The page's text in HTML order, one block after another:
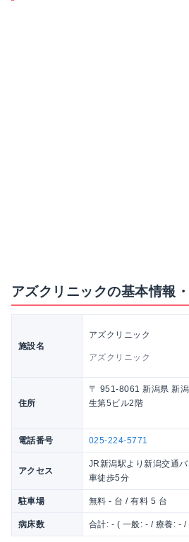
アズクリニックの基本情報
施設名
アズクリニック
アズクリニック
住所
〒 951-8061 新潟県 新
生第5ビル2階
電話番号 025-224-5771
アクセス
JR新潟駅より新潟交通
車徒歩5分
駐車場 無料 - 台 / 有料 5 台
病床数 合計: - ( 一般: - / 療養: -